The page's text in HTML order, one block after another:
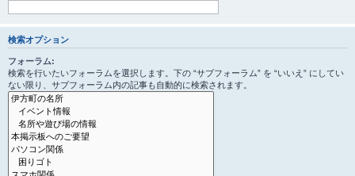
検索オプション
フォーラム:
検索を行いたいフォーラムを選択します。下の “サブフォーラム” を “いいえ” にしてい
ない限り、サブフォーラム内の記事も自動的に検索されます。